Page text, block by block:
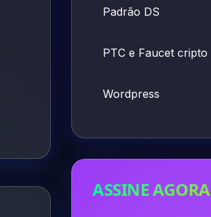
Padrão DS
PTC e Faucet cripto
Wordpress
ASSINE AGORA